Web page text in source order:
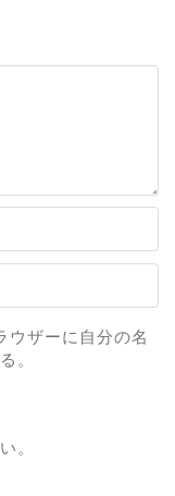
ウザーに自分の名
。
。